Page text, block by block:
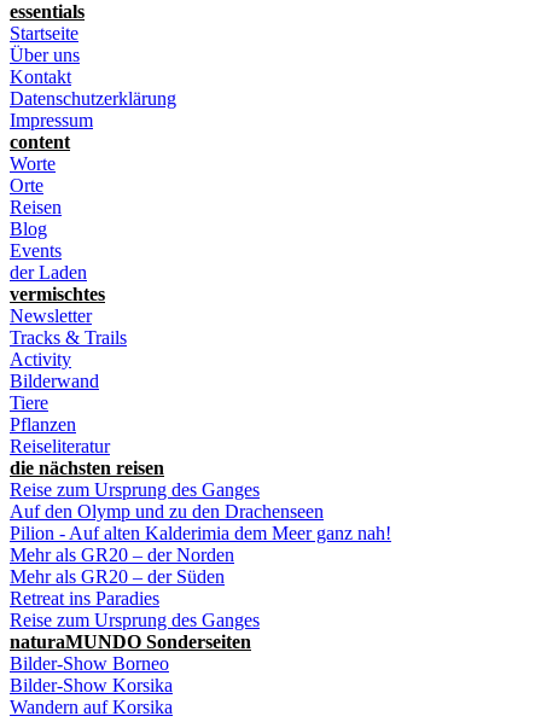
essentials
Startseite
Über uns
Kontakt
Datenschutzerklärung
Impressum
content
Worte
Orte
Reisen
Blog
Events
der Laden
vermischtes
Newsletter
Tracks & Trails
Activity
Bilderwand
Tiere
Pflanzen
Reiseliteratur
die nächsten reisen
Reise zum Ursprung des Ganges
Auf den Olymp und zu den Drachenseen
Pilion - Auf alten Kalderimia dem Meer ganz nah!
Mehr als GR20 – der Norden
Mehr als GR20 – der Süden
Retreat ins Paradies
Reise zum Ursprung des Ganges
naturaMUNDO Sonderseiten
Bilder-Show Borneo
Bilder-Show Korsika
Wandern auf Korsika